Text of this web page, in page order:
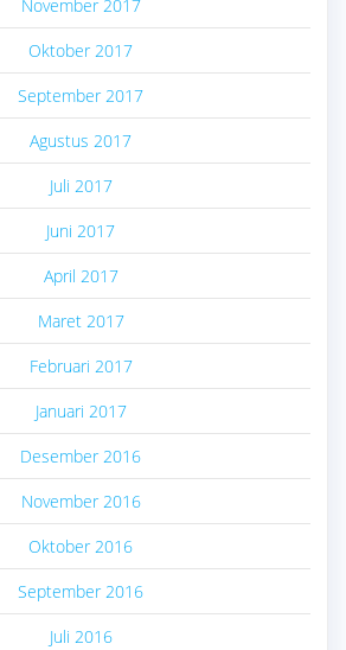
November 2017
Oktober 2017
September 2017
Agustus 2017
Juli 2017
Juni 2017
April 2017
Maret 2017
Februari 2017
Januari 2017
Desember 2016
November 2016
Oktober 2016
September 2016
Juli 2016